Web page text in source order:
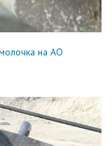
на АО